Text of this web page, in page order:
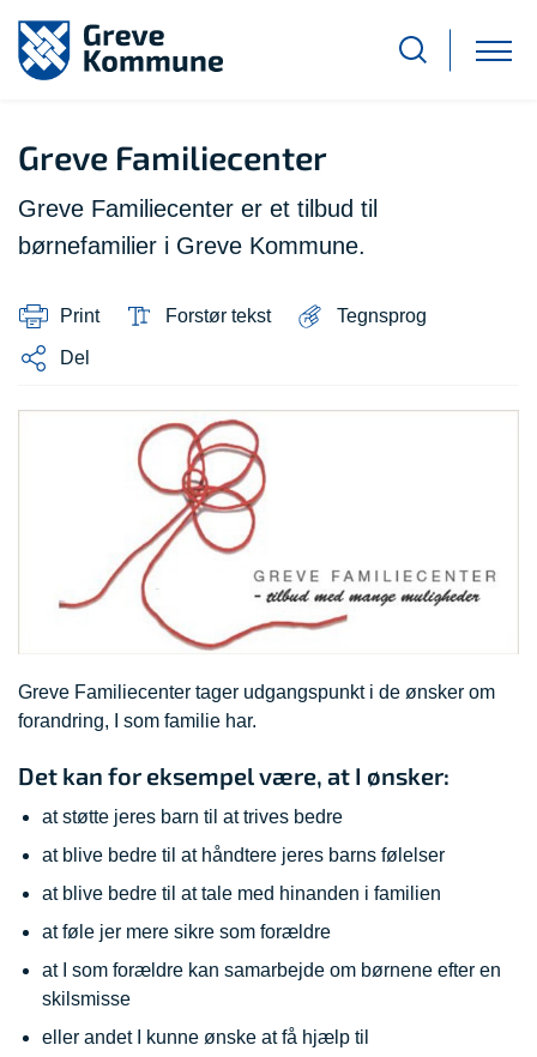
Greve Familiecenter
Greve Familiecenter er et tilbud til
børnefamilier i Greve Kommune.
Print Forstør tekst Tegnsprog
Del
Greve Familiecenter tager udgangspunkt i de ønsker om
forandring, I som familie har.
Det kan for eksempel være, at I ønsker:
at støtte jeres barn til at trives bedre
at blive bedre til at håndtere jeres barns følelser
at blive bedre til at tale med hinanden i familien
at føle jer mere sikre som forældre
at I som forældre kan samarbejde om børnene efter en
skilsmisse
eller andet I kunne ønske at få hjælp til